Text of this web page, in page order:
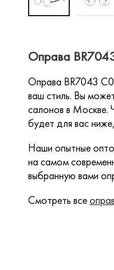
Оправа
Оправа BR7043
ваш стиль. Вы
салонов в Москве.
будет для вас
Наши опытные
на самом
выбранную вами
Смотреть все